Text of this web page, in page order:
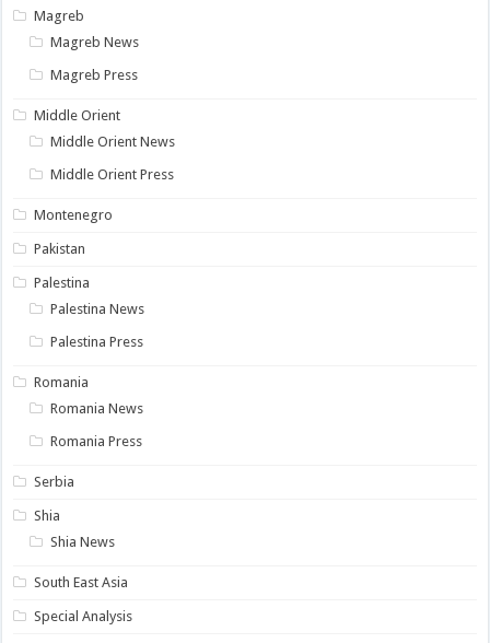
Magreb
Magreb News
Magreb Press
Middle Orient
Middle Orient News
Middle Orient Press
Montenegro
Pakistan
Palestina
Palestina News
Palestina Press
Romania
Romania News
Romania Press
Serbia
Shia
Shia News
South East Asia
Special Analysis